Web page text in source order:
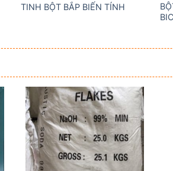
TINH BỘT BẮP BIẾN TÍNH
Add to
wishlist